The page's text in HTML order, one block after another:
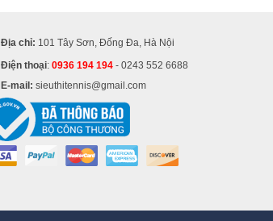
Địa chỉ: 101 Tây Sơn, Đống Đa, Hà Nội
Điện thoại: 0936 194 194 - 0243 552 6688
E-mail: sieuthitennis@gmail.com